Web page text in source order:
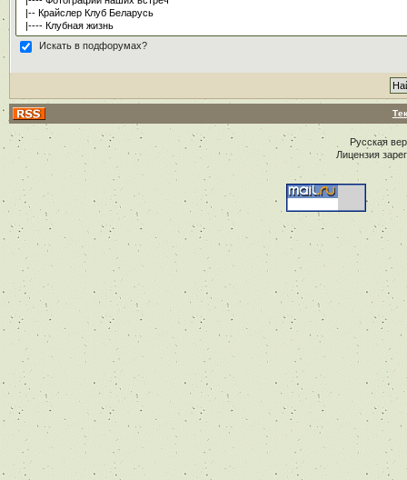
Искать в подфорумах?
Русская
Лицензия